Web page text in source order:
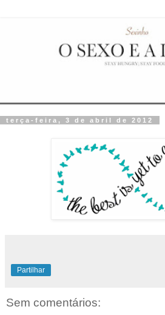
terça-feira, 3 de abril de 2012
Partilhar
Sem comentários: